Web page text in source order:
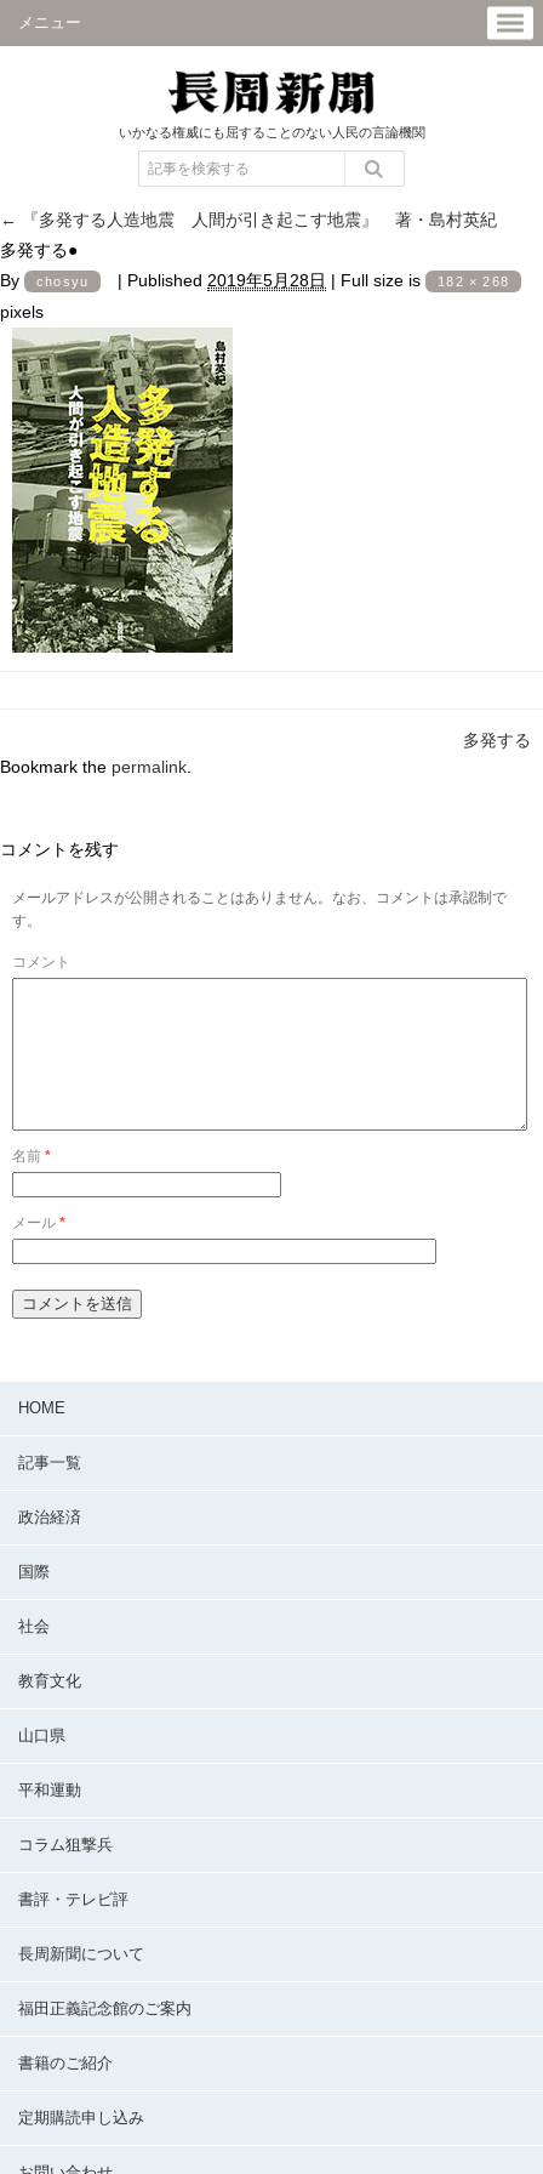
メニュー
いかなる権威にも屈することのない人民の言論機関
←
『多発する人造地震 人間が引き起こす地震』 著・島村英紀
多発する●
By
chosyu | Published 2019年5月28日 | Full size is 182 × 268
pixels
多発する
Bookmark the permalink
コメントを残す
メールアドレスが公開されることはありません。なお、コメントは承認制で
す。
コメント
名前 *
メール *
HOME
記事一覧
政治経済
国際
社会
教育文化
山口県
平和運動
コラム狙撃兵
書評・テレビ評
長周新聞について
福田正義記念館のご案内
書籍のご紹介
定期購読申し込み